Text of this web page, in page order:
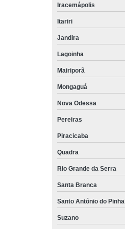
Iracemápolis
Itariri
Jandira
Lagoinha
Mairiporã
Mongaguá
Nova Odessa
Pereiras
Piracicaba
Quadra
Rio Grande da Serra
Santa Branca
Santo Antônio do Pinhal
Suzano